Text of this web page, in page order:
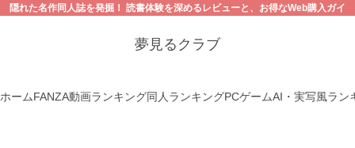
隠れた名作同人誌を発掘！ 読書体験を深めるレビューと、お得なWeb購入ガイ
夢見るクラブ
ホームFANZA動画ランキング同人ランキングPCゲームAI・実写風ラン